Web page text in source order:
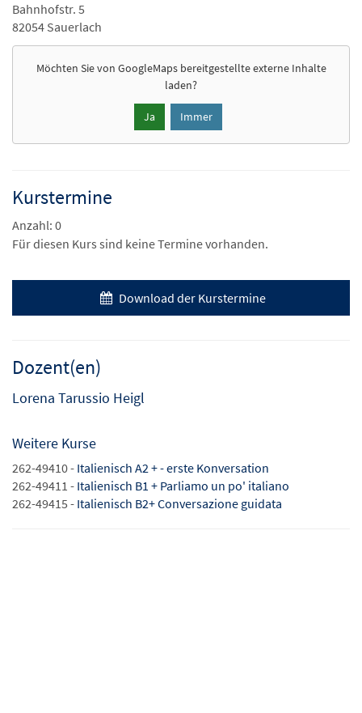
Bahnhofstr. 5
82054 Sauerlach
Möchten Sie von GoogleMapsbereitgestellte externe Inhalte
laden?
Ja Immer
Kurstermine
Anzahl: 0
Für diesen Kurs sind keine Termine vorhanden.
Download der Kurstermine
Dozent(en)
Lorena Tarussio Heigl
Weitere Kurse
262-49410 - Italienisch A2 + - erste Konversation
262-49411 - Italienisch B1 + Parliamo un po' italiano
262-49415 - Italienisch B2+ Conversazione guidata